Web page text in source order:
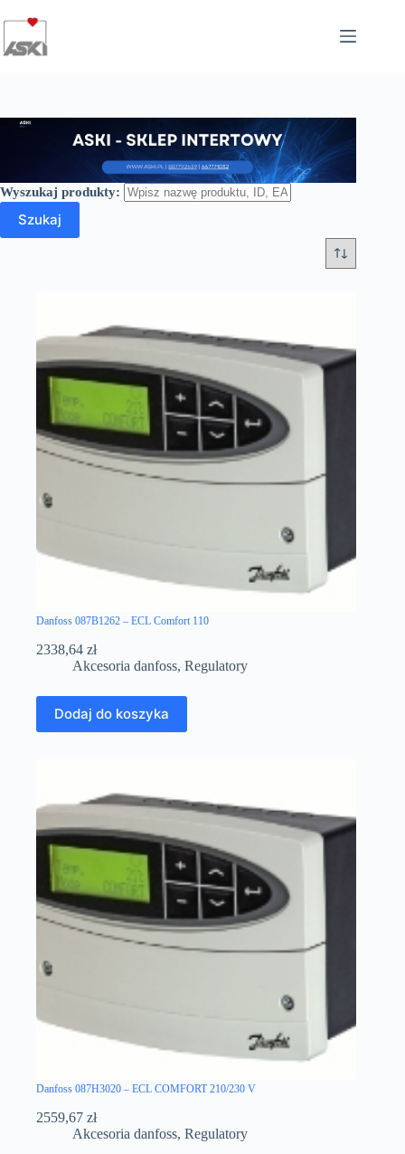
do
treści
Wyszukaj produkty:
Szukaj
Danfoss 087B1262 – ECL Comfort 110
2338,64 zł
Akcesoria danfoss, Regulatory
Dodaj do koszyka
Danfoss 087H3020 – ECL COMFORT 210/230 V
2559,67 zł
Akcesoria danfoss, Regulatory